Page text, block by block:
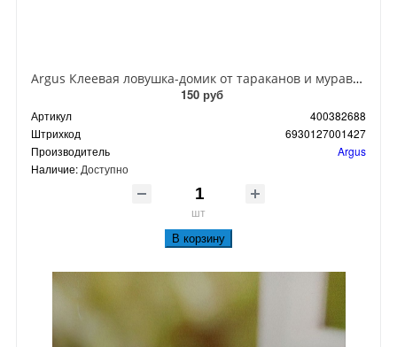
Argus Клеевая ловушка-домик от тараканов и муравьев
150 руб
Артикул
400382688
Штрихкод
6930127001427
Производитель
Argus
Наличие:Доступно
шт
В корзину